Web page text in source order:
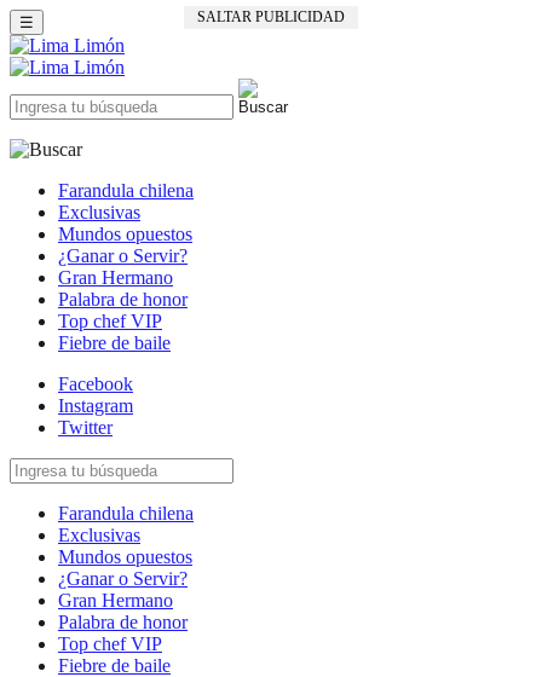
SALTAR PUBLICIDAD
☰
Farandula chilena
Exclusivas
Mundos opuestos
¿Ganar o Servir?
Gran Hermano
Palabra de honor
Top chef VIP
Fiebre de baile
Facebook
Instagram
Twitter
Farandula chilena
Exclusivas
Mundos opuestos
¿Ganar o Servir?
Gran Hermano
Palabra de honor
Top chef VIP
Fiebre de baile